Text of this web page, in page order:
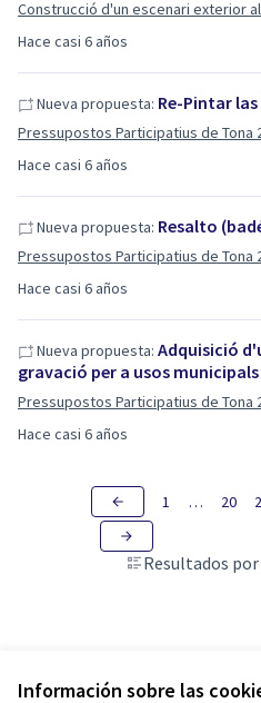
Información sobre las
Hace casi 6 años
Construcció d'un escenari exterior
Hace casi 6 años
Nueva propuesta: Re-Pintar las
Pressupostos Participatius de Tona
Hace casi 6 años
Nueva propuesta: Resalto
Pressupostos Participatius de Tona
Hace casi 6 años
Nueva propuesta: Adquisició
gravació per a usos
Pressupostos Participatius de Tona
Resultados
1 … 20